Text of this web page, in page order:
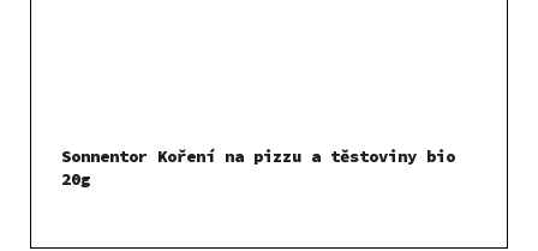
Sonnentor Koření na pizzu a těstoviny bio
20g